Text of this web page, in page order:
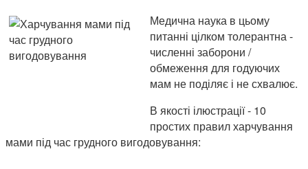
Медична наука в цьому
питанні цілком толерантна -
численні заборони /
обмеження для годуючих
мам не поділяє і не схвалює.
В якості ілюстрації - 10
простих правил харчування
мами під час грудного вигодовування: